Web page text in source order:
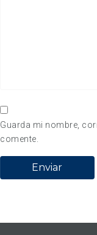
Guarda mi nombre,
comente.